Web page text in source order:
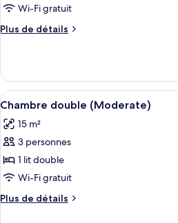
type
chambre :
double,
non-
fumeur
Wi-Fi gratuit
Plus de détails
Plus
Chambre
Standard
double,
fumeur
Afficher
toutes
les
photos
pour
ce
type
de
11
Chambre double (Moderate)
15 m²
3 personnes
1 lit double
Wi-Fi gratuit
Plus de détails
Plus